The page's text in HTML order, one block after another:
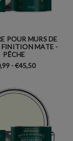
POUR MURS DE
FINITION MATE -
PÊCHE
- €45,50